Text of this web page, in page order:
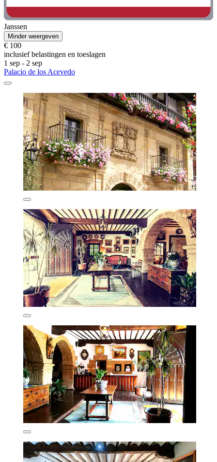
Janssen
Minder weergeven
€ 100
inclusief belastingen en toeslagen
1 sep - 2 sep
Palacio de los Acevedo